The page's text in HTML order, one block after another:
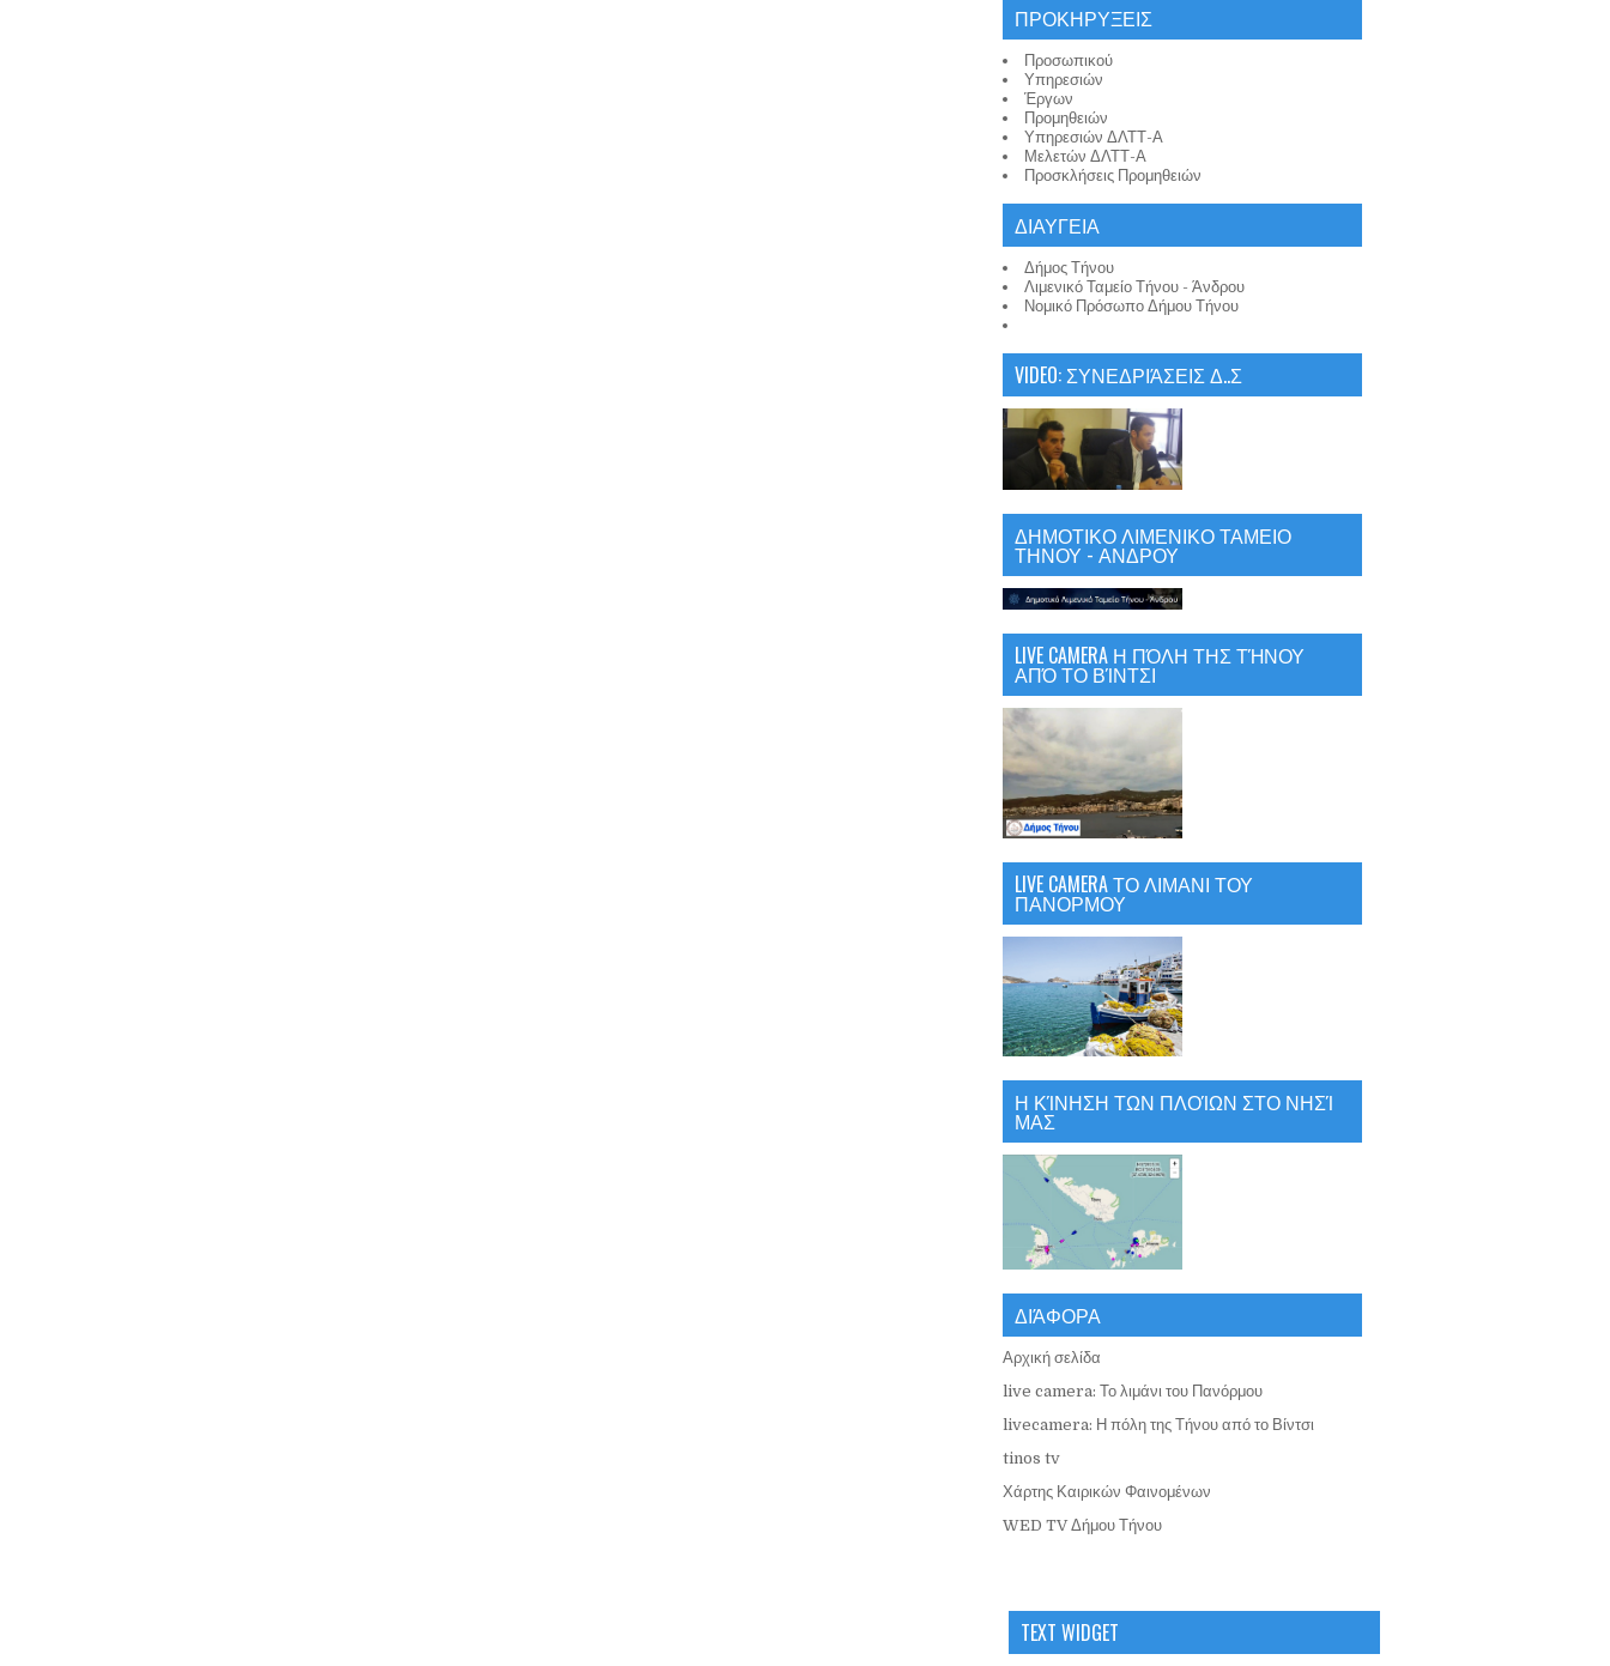
ΠΡΟΚΗΡΥΞΕΙΣ
Προσωπικού
Υπηρεσιών
Έργων
Προμηθειών
Υπηρεσιών ΔΛΤΤ-Α
Μελετών ΔΛΤΤ-Α
Προσκλήσεις Προμηθειών
ΔΙΑΥΓΕΙΑ
Δήμος Τήνου
Λιμενικό Ταμείο Τήνου - Άνδρου
Νομικό Πρόσωπο Δήμου Τήνου
VIDEO: ΣΥΝΕΔΡΙΆΣΕΙΣ Δ..Σ
ΔΗΜΟΤΙΚΟ ΛΙΜΕΝΙΚΟ ΤΑΜΕΙΟ
ΤΗΝΟΥ - ΑΝΔΡΟΥ
LIVE CAMERA Η ΠΌΛΗ ΤΗΣ ΤΉΝΟΥ
ΑΠΌ ΤΟ ΒΊΝΤΣΙ
LIVE CAMERA ΤΟ ΛΙΜΑΝΙ ΤΟΥ
ΠΑΝΟΡΜΟΥ
Η ΚΊΝΗΣΗ ΤΩΝ ΠΛΟΊΩΝ ΣΤΟ ΝΗΣΊ
ΜΑΣ
ΔΙΆΦΟΡΑ
Αρχική σελίδα
live camera: Το λιμάνι του Πανόρμου
livecamera: Η πόλη της Τήνου από το Βίντσι
tinos tv
Χάρτης Καιρικών Φαινομένων
WED TV Δήμου Τήνου
TEXT WIDGET